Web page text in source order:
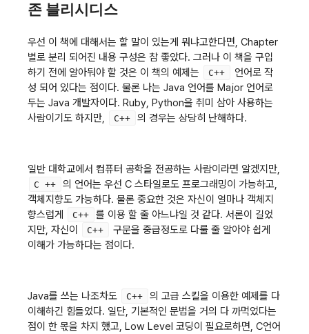
존 블리시디스
우선 이 책에 대해서는 할 말이 있는게 뭐냐고한다면, Chapter
별로 분리 되어진 내용 구성은 참 좋았다. 그러나 이 책을 구입
하기 전에 알아둬야 할 것은 이 책의 예제는
C++
언어로 작
성 되어 있다는 점이다. 물론 나는 Java 언어를 Major 언어로
두는 Java 개발자이다. Ruby, Python을 취미 삼아 사용하는
사람이기도 하지만,
C++ 의 경우는 상당히 난해하다.
일반 대학교에서 컴퓨터 공학을 전공하는 사람이라면 알겠지만,
C ++
의 언어는 우선 C 스타일로도 프로그래밍이 가능하고,
객체지향도 가능하다. 물론 중요한 것은 자신이 얼마나 객체지
향스럽게
C++
를 이용 할 줄 아느냐일 것 같다. 서론이 길었
지만, 자신이
C++
구문을 중급정도로 다룰 줄 알아야 쉽게
이해가 가능하다는 점이다.
Java를 쓰는 나조차도 C++
의 고급 스킬을 이용한 예제를 다
이해하긴 힘들었다. 일단, 기본적인 문법을 거의 다 까먹었다는
점이 한 몫을 차지 했고, Low Level 코딩이 필요로하면, C언어